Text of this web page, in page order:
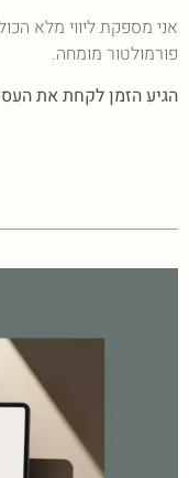
אני מספקת ליווי מלא
פורמולטור מומחה.
הגיע הזמן לקחת את